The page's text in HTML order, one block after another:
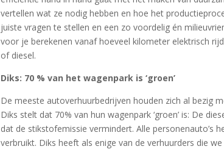
vertellen wat ze nodig hebben en hoe het
juiste vragen te stellen en een zo voordelig én
voor je berekenen vanaf hoeveel kilometer elektrisch
of diesel.
Diks: 70 % van het wagenpark is ‘groen’
De meeste autoverhuurbedrijven houden zich al bezig
Diks stelt dat 70% van hun wagenpark ‘groen’ is: De
dat de stikstofemissie vermindert. Alle personenauto’s
verbruikt. Diks heeft als enige van de verhuurders die